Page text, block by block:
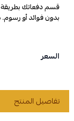
بدون فوائد أو
السعر
تفاصيل المنتج